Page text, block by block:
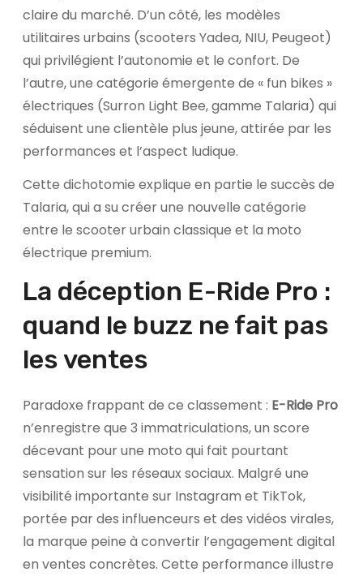
claire du marché. D’un côté, les modèles
utilitaires urbains (scooters Yadea, NIU, Peugeot)
qui privilégient l’autonomie et le confort. De
l’autre, une catégorie émergente de « fun bikes »
électriques (Surron Light Bee, gamme Talaria) qui
séduisent une clientèle plus jeune, attirée par les
performances et l’aspect ludique.
Cette dichotomie explique en partie le succès de
Talaria, qui a su créer une nouvelle catégorie
entre le scooter urbain classique et la moto
électrique premium.
La déception E-Ride Pro :
quand le buzz ne fait pas
les ventes
Paradoxe frappant de ce classement : E-Ride Pro
n’enregistre que 3 immatriculations, un score
décevant pour une moto qui fait pourtant
sensation sur les réseaux sociaux. Malgré une
visibilité importante sur Instagram et TikTok,
portée par des influenceurs et des vidéos virales,
la marque peine à convertir l’engagement digital
en ventes concrètes. Cette performance illustre